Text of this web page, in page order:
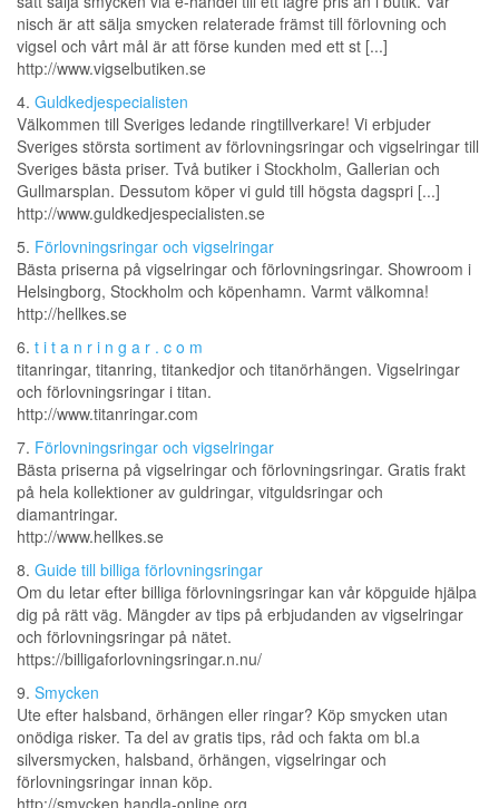
nisch är att sälja smycken relaterade främst till förlovning och
vigsel och vårt mål är att förse kunden med ett st [...]
http://www.vigselbutiken.se
4. Guldkedjespecialisten
Välkommen till Sveriges ledande ringtillverkare! Vi erbjuder
Sveriges största sortiment av förlovningsringar och vigselringar till
Sveriges bästa priser. Två butiker i Stockholm, Gallerian och
Gullmarsplan. Dessutom köper vi guld till högsta dagspri [...]
http://www.guldkedjespecialisten.se
5. Förlovningsringar och vigselringar
Bästa priserna på vigselringar och förlovningsringar. Showroom i
Helsingborg, Stockholm och köpenhamn. Varmt välkomna!
http://hellkes.se
6. t i t a n r i n g a r . c o m
titanringar, titanring, titankedjor och titanörhängen. Vigselringar
och förlovningsringar i titan.
http://www.titanringar.com
7. Förlovningsringar och vigselringar
Bästa priserna på vigselringar och förlovningsringar. Gratis frakt
på hela kollektioner av guldringar, vitguldsringar och
diamantringar.
http://www.hellkes.se
8. Guide till billiga förlovningsringar
Om du letar efter billiga förlovningsringar kan vår köpguide hjälpa
dig på rätt väg. Mängder av tips på erbjudanden av vigselringar
och förlovningsringar på nätet.
https://billigaforlovningsringar.n.nu/
9. Smycken
Ute efter halsband, örhängen eller ringar? Köp smycken utan
onödiga risker. Ta del av gratis tips, råd och fakta om bl.a
silversmycken, halsband, örhängen, vigselringar och
förlovningsringar innan köp.